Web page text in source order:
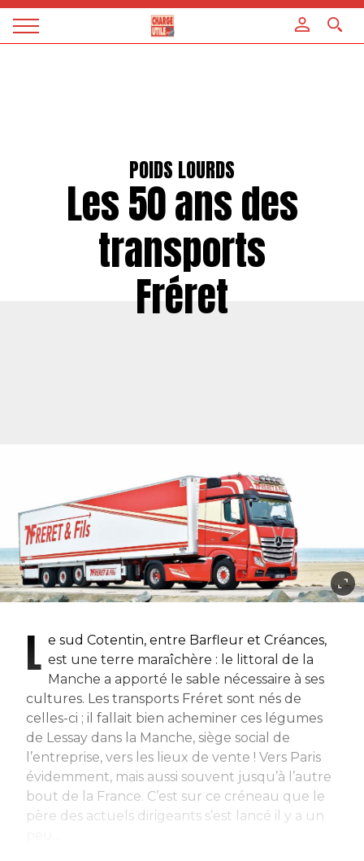
Magazine
POIDS LOURDS
Les 50 ans des
transports
Fréret
L e sud Cotentin, entre Barfleur et Créances,
est une terre maraîchère : le littoral de la
Manche a apporté le sable nécessaire à ses
cultures. Les transports Fréret sont nés de
celles-ci ; il fallait bien acheminer ces légumes
de Lessay dans la Manche, siège social de
l’entreprise, vers les lieux de vente ! Vers Paris
évidemment, mais aussi souvent jusqu’à l’autre
bout de la France. C’est sur ce créneau que le
père des actuels dirigeants s’est lancé il y a un
Panneau de gestion des cookies